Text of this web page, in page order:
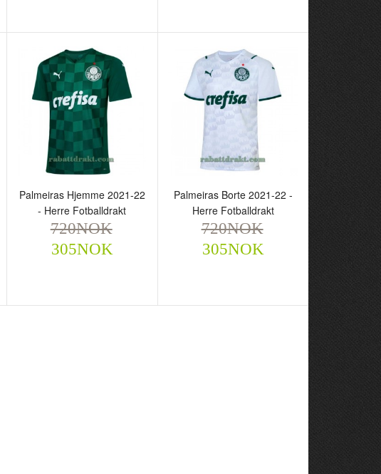
Palmeiras Tredje 2021-22 -
Herre Fotballdrakt
720NOK 305NOK
Palmeiras Hjemme 22-23 -
Herre Fotballdrakt
720NOK 305NOK
Palmeiras Hjemme 2021-22
- Herre Fotballdrakt
720NOK
305NOK
Palmeiras Borte 2021-22 -
Herre Fotballdrakt
720NOK
305NOK